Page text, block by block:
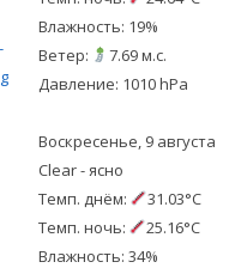
Влажность: 19%
Ветер:
7.69 м.с.
Давление: 1010 hPa
Воскресенье, 9 августа
Clear - ясно
Темп. днём:
31.03°C
Темп. ночь:
25.16°C
Влажность: 34%